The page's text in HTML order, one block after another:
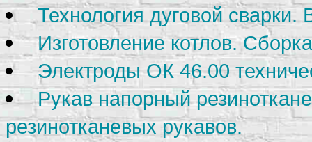
Технология дуговой сварки.
Изготовление котлов.
Электроды ОК 46.00
Рукав напорный
резинотканевых рукавов.